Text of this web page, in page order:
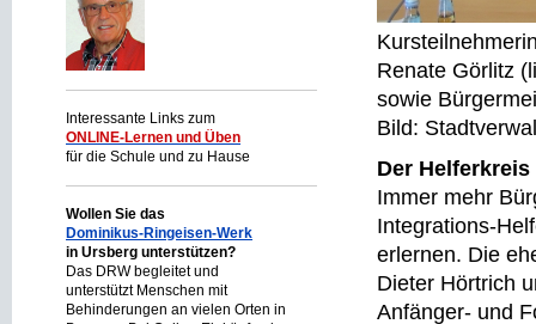
Interessante Links zum
ONLINE-Lernen und Üben
für die Schule und zu Hause
Wollen Sie das
Dominikus-Ringeisen-Werk
in Ursberg unterstützen?
Das DRW begleitet und
unterstützt Menschen mit
Behinderungen an vielen Orten in
Renate Görlitz
sowie
Bild:
Der
Immer mehr
Integrations-
erlernen. Die
Dieter Hörtrich
Anfänger- und